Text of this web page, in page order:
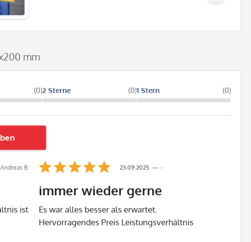
mm
(0)2 Sterne (0)1 Stern (0)
Andreas B.
ist
-
23.09.2025
immer wieder gerne
Es war alles besser als erwartet.
Hervorragendes Preis Leistungsverhältnis